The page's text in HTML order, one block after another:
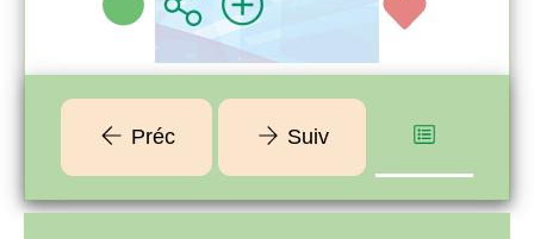
Préc Suiv